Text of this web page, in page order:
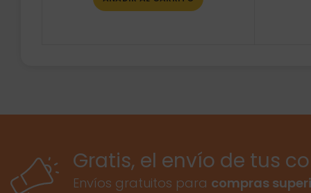
Gratis, el envío de tus
Envíos gratuitos para compras